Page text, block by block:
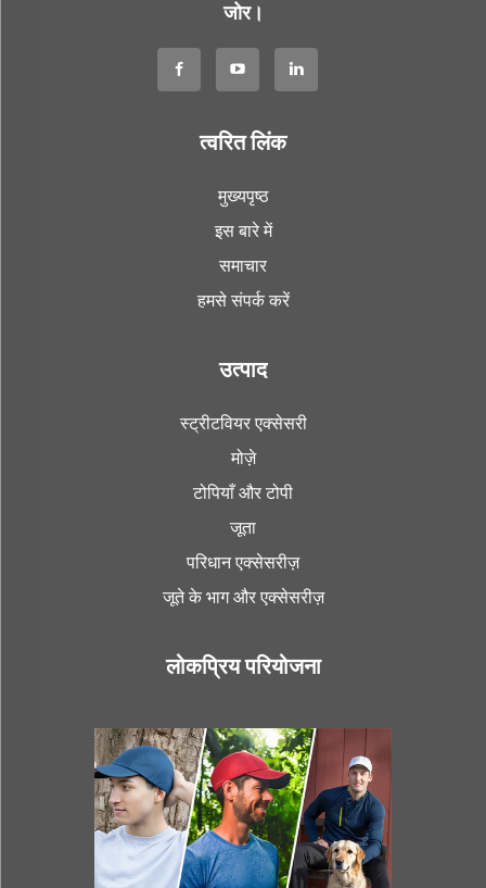
जोर।
त्वरित लिंक
मुख्यपृष्ठ
इस बारे में
समाचार
हमसे संपर्क करें
उत्पाद
स्ट्रीटवियर एक्सेसरी
मोज़े
टोपियाँ और टोपी
जूता
परिधान एक्सेसरीज़
जूते के भाग और एक्सेसरीज़
लोकप्रिय परियोजना